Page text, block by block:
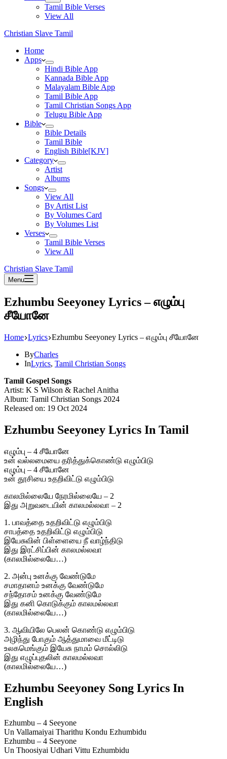
Tamil Bible Verses
View All
Christian Slave Tamil
Home
Apps
Hindi Bible App
Kannada Bible App
Malayalam Bible App
Tamil Bible App
Tamil Christian Songs App
Telugu Bible App
Bible
Bible Details
Tamil Bible
English Bible[KJV]
Category
Artist
Albums
Songs
View All
By Artist List
By Volumes Card
By Volumes List
Verses
Tamil Bible Verses
View All
Christian Slave Tamil
Menu
Ezhumbu Seeyoney Lyrics – எழும்பு
சீயோனே
Home Lyrics Ezhumbu Seeyoney Lyrics – எழும்பு சீயோனே
ByCharles
InLyrics, Tamil Christian Songs
Tamil Gospel Songs
Artist: K S Wilson & Rachel Anitha
Album: Tamil Christian Songs 2024
Released on: 19 Oct 2024
Ezhumbu Seeyoney Lyrics In Tamil
எழும்பு – 4 சீயோனே
உன் வல்லமையை தரித்துக்கொண்டு எழும்பிடு
எழும்பு – 4 சீயோனே
உன் தூசியை உதறிவிட்டு எழும்பிடு
காலமில்லையே நேரமில்லையே – 2
இது அறுவடையின் காலமல்லவா – 2
1. பாவத்தை உதறிவிட்டு எழும்பிடு
சாபத்தை உதறிவிட்டு எழும்பிடு
இயேசுவின் பிள்ளையை நீ வாழ்ந்திடு
இது இரட்சிப்பின் காலமல்லவா
(காலமில்லையே…)
2. அன்பு உனக்கு வேண்டுமே
சமாதானம் உனக்கு வேண்டுமே
சந்தோசம் உனக்கு வேண்டுமே
இது கனி கொடுக்கும் காலமல்லவா
(காலமில்லையே…)
3. ஆவியிலே பெலன் கொண்டு எழும்பிடு
அழிந்து போகும் ஆத்துமாவை மீட்டிடு
உலகமெங்கும் இயேசு நாமம் சொல்லிடு
இது எழுப்புதலின் காலமல்லவா
(காலமில்லையே…)
Ezhumbu Seeyoney Song Lyrics In
English
Ezhumbu – 4 Seeyone
Un Vallamaiyai Tharithu Kondu Ezhumbidu
Ezhumbu – 4 Seeyone
Un Thoosiyai Udhari Vittu Ezhumbidu